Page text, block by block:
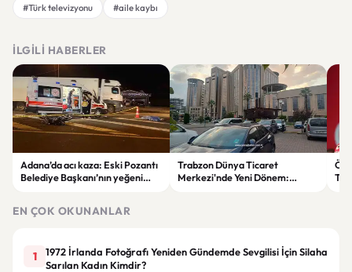
#Türk televizyonu
#aile kaybı
İLGILI HABERLER
Adana’da acı kaza: Eski Pozantı
Belediye Başkanı’nın yeğeni
Trabzon Dünya Ticaret
Merkezi'nde Yeni Dönem:
EN ÇOK OKUNANLAR
1
1972 İrlanda Fotoğrafı Yeniden Gündemde Sevgilisi İçin Silaha
Sarılan Kadın Kimdir?